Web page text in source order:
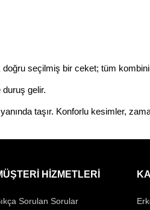
seçilmiş bir ceket; tüm
gelir.
taşır. Konforlu kesimler,
HİZMETLERİ
Sorulan Sorular